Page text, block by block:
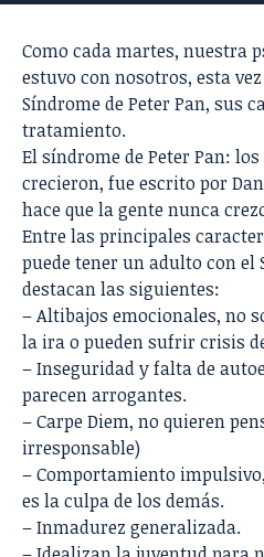
Como cada martes, nuestra
estuvo con nosotros, esta
Síndrome de Peter Pan, sus
tratamiento.
El síndrome de Peter Pan:
crecieron, fue escrito por
hace que la gente nunca
Entre las principales
puede tener un adulto con el
destacan las siguientes:
– Altibajos emocionales, no
la ira o pueden sufrir crisis
– Inseguridad y falta de
parecen arrogantes.
– Carpe Diem, no quieren
irresponsable)
– Comportamiento
es la culpa de los demás.
– Inmadurez generalizada.